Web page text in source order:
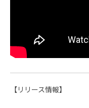
【リリース情報】